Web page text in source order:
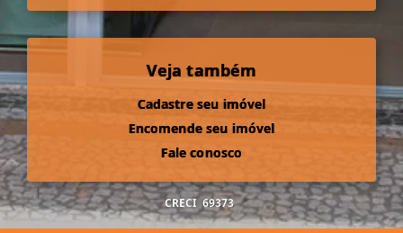
Veja também
Cadastre seu imóvel
Encomende seu imóvel
Fale conosco
CRECI 69373